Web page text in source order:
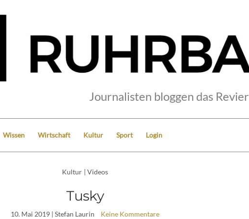
Journalisten bloggen das Revier
Wissen Wirtschaft Kultur Sport Login
Kultur | Videos
Tusky
10. Mai 2019 | Stefan Laurin Keine Kommentare